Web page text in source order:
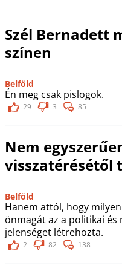
Szél Bernadett
színen
Belföld
Én meg csak pislogok.
29 3 85
Nem
visszatérésétől
Belföld
Hanem attól, hogy
önmagát az a politikai és
jelenséget létrehozta.
2 82 138